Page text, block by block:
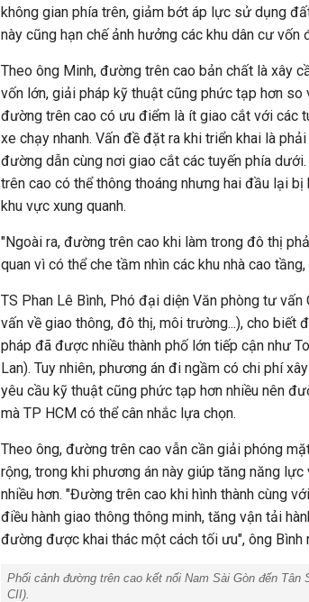
không gian phía trên, giảm bớt áp lực sử dụng
này cũng hạn chế ảnh hưởng các khu dân cư vốn
Theo ông Minh, đường trên cao bản chất là xây
vốn lớn, giải pháp kỹ thuật cũng phức tạp hơn so
đường trên cao có ưu điểm là ít giao cắt với các
xe chạy nhanh. Vấn đề đặt ra khi triển khai là
đường dẫn cùng nơi giao cắt các tuyến phía
trên cao có thể thông thoáng nhưng hai đầu lại
khu vực xung quanh.
"Ngoài ra, đường trên cao khi làm trong đô thị
quan vì có thể che tầm nhìn các khu nhà cao
TS Phan Lê Bình, Phó đại diện Văn phòng tư
vấn về giao thông, đô thị, môi trường...), cho biết
pháp đã được nhiều thành phố lớn tiếp cận như
Lan). Tuy nhiên, phương án đi ngầm có chi phí
yêu cầu kỹ thuật cũng phức tạp hơn nhiều nên
mà TP HCM có thể cân nhắc lựa chọn.
Theo ông, đường trên cao vẫn cần giải phóng
rộng, trong khi phương án này giúp tăng năng
nhiều hơn. "Đường trên cao khi hình thành cùng
điều hành giao thông thông minh, tăng vận tải
đường được khai thác một cách tối ưu", ông Bình
Phối cảnh đường trên cao kết nối Nam Sài Gòn đến Tân
CII).